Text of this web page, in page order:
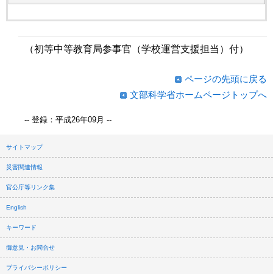
（初等中等教育局参事官（学校運営支援担当）付）
ページの先頭に戻る
文部科学省ホームページトップへ
-- 登録：平成26年09月 --
サイトマップ
災害関連情報
官公庁等リンク集
English
キーワード
御意見・お問合せ
プライバシーポリシー